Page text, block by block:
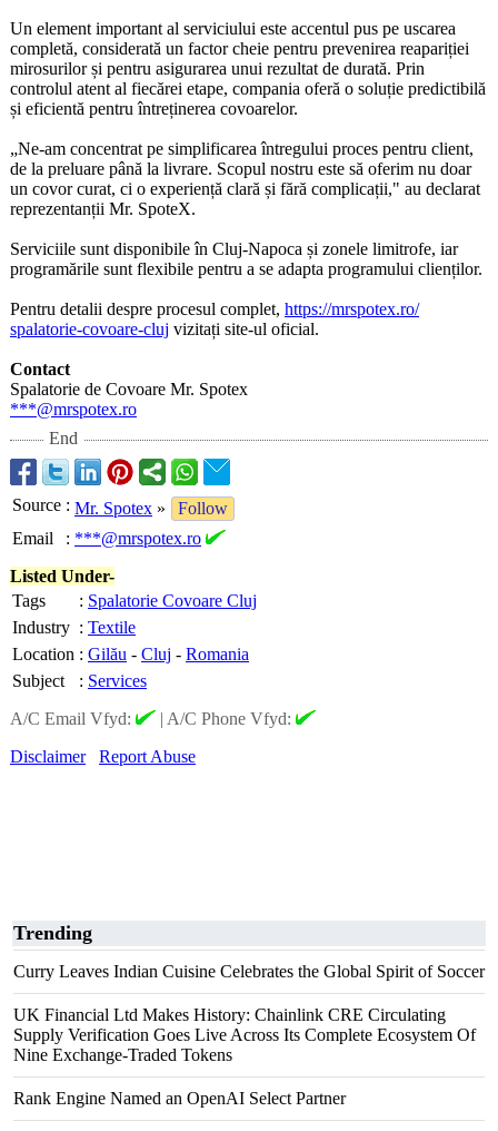
Un element important al serviciului este accentul pus pe uscarea
completă, considerată un factor cheie pentru prevenirea reapariției
mirosurilor și pentru asigurarea unui rezultat de durată. Prin
controlul atent al fiecărei etape, compania oferă o soluție predictibilă
și eficientă pentru întreținerea covoarelor.
„Ne-am concentrat pe simplificarea întregului proces pentru client,
de la preluare până la livrare. Scopul nostru este să oferim nu doar
un covor curat, ci o experiență clară și fără complicații," au declarat
reprezentanții Mr. SpoteX.
Serviciile sunt disponibile în Cluj-Napoca și zonele limitrofe, iar
programările sunt flexibile pentru a se adapta programului clienților.
Pentru detalii despre procesul complet, https://mrspotex.ro/
spalatorie-covoare-cluj vizitați site-ul oficial.
Contact
Spalatorie de Covoare Mr. Spotex
***@mrspotex.ro
End
Source : Mr. Spotex »
Follow
Email
: ***@mrspotex.ro
Listed Under-
Tags
: Spalatorie Covoare Cluj
Industry : Textile
Location : Gilău - Cluj - Romania
Subject
: Services
A/C Email Vfyd:
| A/C Phone Vfyd:
Disclaimer
Report Abuse
Trending
Curry Leaves Indian Cuisine Celebrates the Global Spirit of Soccer
UK Financial Ltd Makes History: Chainlink CRE Circulating
Supply Verification Goes Live Across Its Complete Ecosystem Of
Nine Exchange-Traded Tokens
Rank Engine Named an OpenAI Select Partner